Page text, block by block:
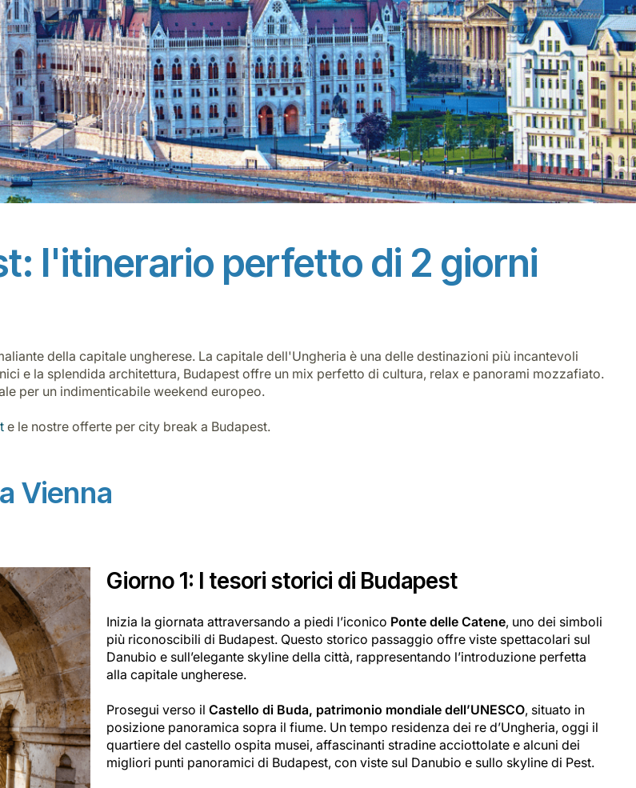
l'itinerario perfetto di 2 giorni
della capitale ungherese. La capitale dell'Ungheria è una delle destinazioni più incantevoli
e la splendida architettura, Budapest offre un mix perfetto di cultura, relax e panorami mozzafiato.
per un indimenticabile weekend europeo.
e le nostre offerte per city break a Budapest.
Vienna
Giorno 1: I tesori storici di Budapest
Inizia la giornata attraversando a piedi l’iconico Ponte delle Catene, uno dei simboli
più riconoscibili di Budapest. Questo storico passaggio offre viste spettacolari sul
Danubio e sull’elegante skyline della città, rappresentando l’introduzione perfetta
alla capitale ungherese.
Prosegui verso il Castello di Buda, patrimonio mondiale dell’UNESCO, situato in
posizione panoramica sopra il fiume. Un tempo residenza dei re d’Ungheria, oggi il
quartiere del castello ospita musei, affascinanti stradine acciottolate e alcuni dei
migliori punti panoramici di Budapest, con viste sul Danubio e sullo skyline di Pest.